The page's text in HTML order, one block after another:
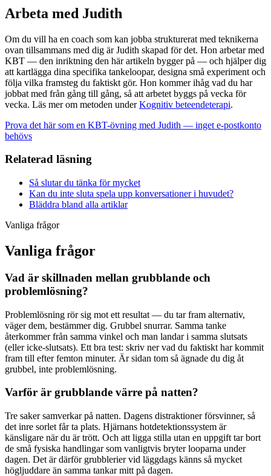
Arbeta med Judith
Om du vill ha en coach som kan jobba strukturerat med teknikerna
ovan tillsammans med dig är Judith skapad för det. Hon arbetar med
KBT — den inriktning den här artikeln bygger på — och hjälper dig
att kartlägga dina specifika tankeloopar, designa små experiment och
följa vilka framsteg du faktiskt gör. Hon kommer ihåg vad du har
jobbat med från gång till gång, så att arbetet byggs på vecka för
vecka. Läs mer om metoden underKognitiv beteendeterapi.
Prova det här som en KBT-övning med Judith — inget e-postkonto
behövs
Relaterad läsning
Så slutar du tänka för mycket
Kan du inte sluta spela upp konversationer i huvudet?
Bläddra bland alla artiklar
Vanliga frågor
Vanliga frågor
Vad är skillnaden mellan grubblande och
problemlösning?
Problemlösning rör sig mot ett resultat — du tar fram alternativ,
väger dem, bestämmer dig. Grubbel snurrar. Samma tanke
återkommer från samma vinkel och man landar i samma slutsats
(eller icke-slutsats). Ett bra test: skriv ner vad du faktiskt har kommit
fram till efter femton minuter. Är sidan tom så ägnade du dig åt
grubbel, inte problemlösning.
Varför är grubblande värre på natten?
Tre saker samverkar på natten. Dagens distraktioner försvinner, så
det inre sorlet får ta plats. Hjärnans hotdetektionssystem är
känsligare när du är trött. Och att ligga stilla utan en uppgift tar bort
de små fysiska handlingar som vanligtvis bryter looparna under
dagen. Det är därför grubblerier vid läggdags känns så mycket
högljuddare än samma tankar mitt på dagen.